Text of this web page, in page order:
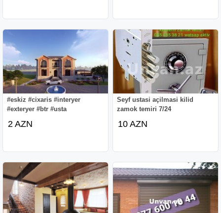
#eskiz #cixaris #interyer
#exteryer #btr #usta
2 AZN
Seyf ustasi açilmasi kilid
zamok temiri 7/24
10 AZN